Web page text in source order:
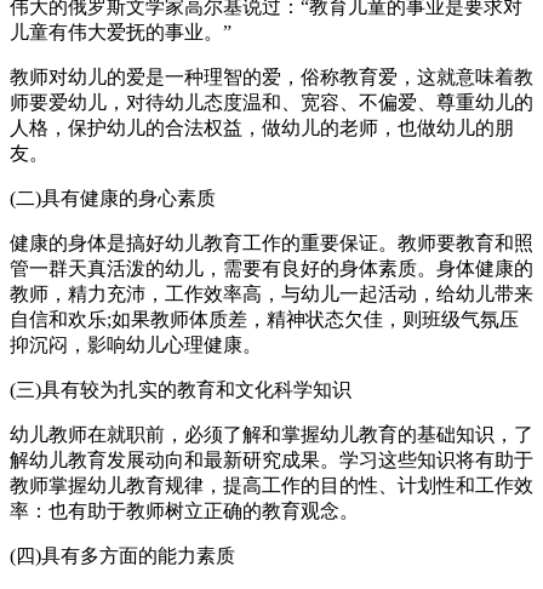
伟大的俄罗斯文学家高尔基说过：“教育儿童的事业是要求对
儿童有伟大爱抚的事业。”
教师对幼儿的爱是一种理智的爱，俗称教育爱，这就意味着教
师要爱幼儿，对待幼儿态度温和、宽容、不偏爱、尊重幼儿的
人格，保护幼儿的合法权益，做幼儿的老师，也做幼儿的朋
友。
(二)具有健康的身心素质
健康的身体是搞好幼儿教育工作的重要保证。教师要教育和照
管一群天真活泼的幼儿，需要有良好的身体素质。身体健康的
教师，精力充沛，工作效率高，与幼儿一起活动，给幼儿带来
自信和欢乐;如果教师体质差，精神状态欠佳，则班级气氛压
抑沉闷，影响幼儿心理健康。
(三)具有较为扎实的教育和文化科学知识
幼儿教师在就职前，必须了解和掌握幼儿教育的基础知识，了
解幼儿教育发展动向和最新研究成果。学习这些知识将有助于
教师掌握幼儿教育规律，提高工作的目的性、计划性和工作效
率：也有助于教师树立正确的教育观念。
(四)具有多方面的能力素质